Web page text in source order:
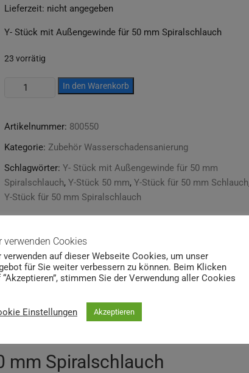
Lieferzeit: nicht angegeben
Y- Stück mit Außengewinde für 50 mm Spiralschlauch
23 vorrätig
Außengewinde
für
mm
Spiralschlauch
Menge
In den Warenkorb
Artikelnummer: 800550
Kategorie: Zubehör Wasserschadensanierung
Schlagwörter: Y- Stück mit Außengewinde für 50 mm
Spiralschlauch, Y-Stück 50 mm, Y-Stück für 50 mm Schlauch
Y-Stück für 50 mm Spiralschlauch
mm Spiralschlauch
verwenden Cookies
verwenden auf dieser Webseite Cookies, um unser
für Sie weiter verbessern zu können. Beim Klicken
“Akzeptieren”, stimmen Sie der Verwendung aller Cookies
Einstellungen Akzeptieren